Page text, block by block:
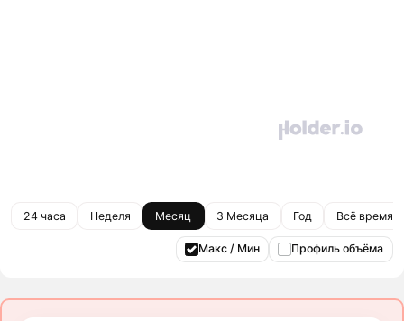
24 часа Неделя Месяц 3 Месяца Год Всё время
Макс / Мин Профиль объёма